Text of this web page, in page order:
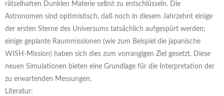
rätselhaften Dunklen Materie selbst zu entschlüsseln. Die
Astronomen sind optimistisch, daß noch in diesem Jahrzehnt einige
der ersten Sterne des Universums tatsächlich aufgespürt werden;
einige geplante Raummissionen (wie zum Beispiel die japanische
WISH-Mission) haben sich dies zum vorrangigen Ziel gesetzt. Diese
neuen Simulationen bieten eine Grundlage für die Interpretation der
zu erwartenden Messungen.
Literatur: